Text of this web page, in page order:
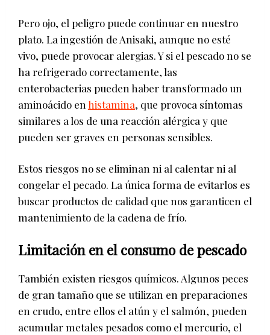
Pero ojo, el peligro puede continuar en nuestro
plato. La ingestión de Anisaki, aunque no esté
vivo, puede provocar alergias. Y si el pescado no se
ha refrigerado correctamente, las
enterobacterias pueden haber transformado un
aminoácido en histamina, que provoca síntomas
similares a los de una reacción alérgica y que
pueden ser graves en personas sensibles.
Estos riesgos no se eliminan ni al calentar ni al
congelar el pecado. La única forma de evitarlos es
buscar productos de calidad que nos garanticen el
mantenimiento de la cadena de frío.
Limitación en el consumo de pescado
También existen riesgos químicos. Algunos peces
de gran tamaño que se utilizan en preparaciones
en crudo, entre ellos el atún y el salmón, pueden
acumular metales pesados como el mercurio, el